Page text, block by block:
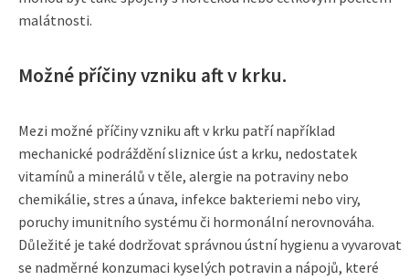
malátnosti.
Možné příčiny vzniku aft v krku.
Mezi možné příčiny vzniku aft v krku patří například
mechanické podráždění sliznice úst a krku, nedostatek
vitamínů a minerálů v těle, alergie na potraviny nebo
chemikálie, stres a únava, infekce bakteriemi nebo viry,
poruchy imunitního systému či hormonální nerovnováha.
Důležité je také dodržovat správnou ústní hygienu a vyvarovat
se nadměrné konzumaci kyselých potravin a nápojů, které